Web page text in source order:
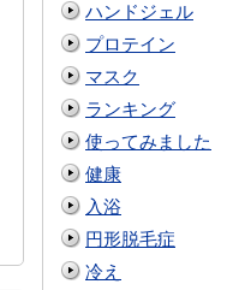
ハンドジェル
プロテイン
マスク
ランキング
使ってみました
健康
入浴
円形脱毛症
冷え